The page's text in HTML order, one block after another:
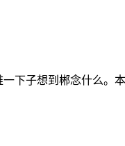
下子想到郴念什么。